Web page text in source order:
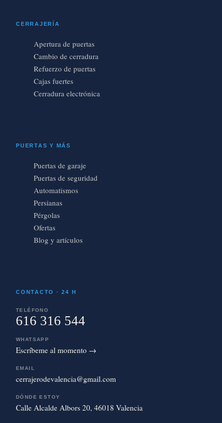
CERRAJERÍA
Apertura de puertas
Cambio de cerradura
Refuerzo de puertas
Cajas fuertes
Cerradura electrónica
PUERTAS Y MÁS
Puertas de garaje
Puertas de seguridad
Automatismos
Persianas
Pérgolas
Ofertas
Blog y artículos
CONTACTO · 24 H
TELÉFONO
616 316 544
WHATSAPP
Escríbeme al momento →
EMAIL
cerrajerodevalencia@gmail.com
DÓNDE ESTOY
Calle Alcalde Albors 20, 46018 Valencia